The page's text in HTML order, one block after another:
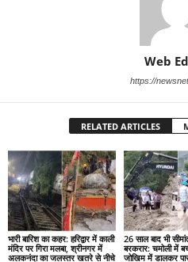
Web
https://
RELATED ARTICLES
भारी बारिश का कहर: हरिद्वार में काली
मंदिर पर गिरा मलबा, श्रीनगर में
अलकनंदा का जलस्तर खतरे से नीचे
26 साल बाद भी
बरकरार: चमोली में
जोखिम में डालकर